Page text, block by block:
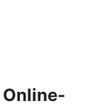
Online-